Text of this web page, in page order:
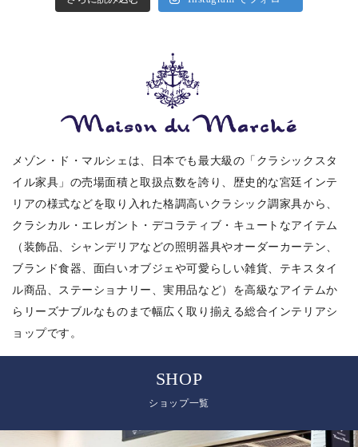
メゾン・ド・マルシェは、日本でも最大級の「クラシックスタ
イル家具」の売場面積と取扱点数を誇り、歴史的な宮廷インテ
リアの様式などを取り入れた格調高いクラシック調家具から、
クラシカル・エレガント・デコラティブ・キュートなアイテム
（装飾品、シャンデリアなどの照明器具やオーダーカーテン、
ブランド食器、面白いオブジェや可愛らしい雑貨、テキスタイ
ル商品、ステーショナリー、実用品など）を高級なアイテムか
らリーズナブルなものまで幅広く取り揃える総合インテリアシ
ョップです。
SHOP
ショップ一覧